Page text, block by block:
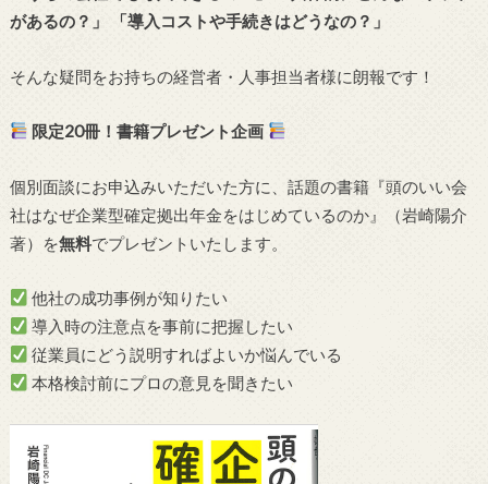
があるの？」 「導入コストや手続きはどうなの？」
そんな疑問をお持ちの経営者・人事担当者様に朗報です！
限定20冊！書籍プレゼント企画
個別面談にお申込みいただいた方に、話題の書籍『頭のいい会
社はなぜ企業型確定拠出年金をはじめているのか』（岩崎陽介
著）を無料でプレゼントいたします。
他社の成功事例が知りたい
導入時の注意点を事前に把握したい
従業員にどう説明すればよいか悩んでいる
本格検討前にプロの意見を聞きたい